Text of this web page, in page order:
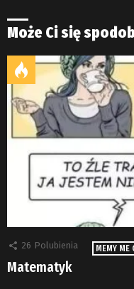
Może Ci się
26 Polubienia MEMY ME
Matematyk